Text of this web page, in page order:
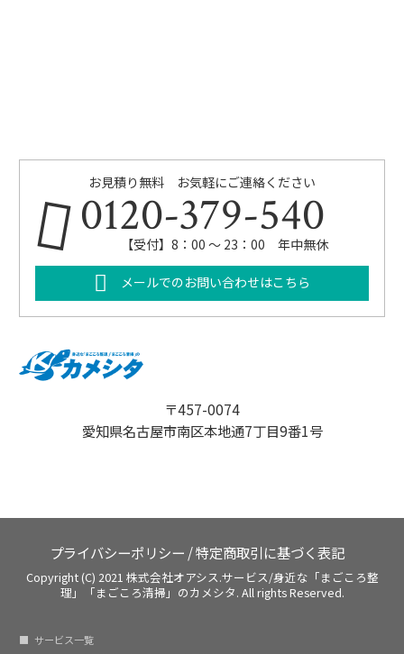
お見積り無料 お気軽にご連絡ください
0120-379-540
【受付】8：00 ～ 23：00 年中無休
メールでのお問い合わせはこちら
〒457-0074
愛知県名古屋市南区本地通7丁目9番1号
プライバシーポリシー /特定商取引に基づく表記
Copyright (C) 2021 株式会社オアシス.サービス/身近な「まごころ整
理」「まごころ清掃」のカメシタ. All rights Reserved.
サービス一覧